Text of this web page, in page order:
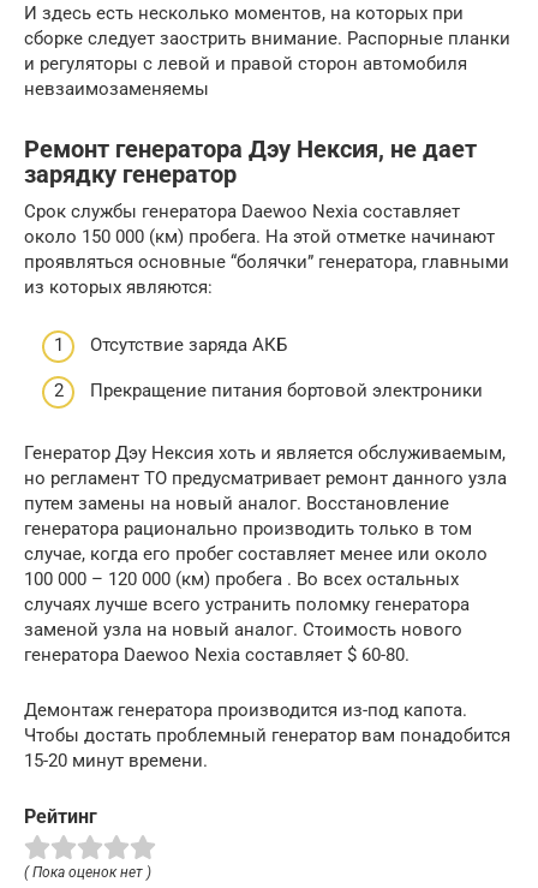
И здесь есть несколько моментов, на которых при
сборке следует заострить внимание. Распорные планки
и регуляторы с левой и правой сторон автомобиля
невзаимозаменяемы
Ремонт генератора Дэу Нексия, не дает
зарядку генератор
Срок службы генератора Daewoo Nexia составляет
около 150 000 (км) пробега. На этой отметке начинают
проявляться основные “болячки” генератора, главными
из которых являются:
Отсутствие заряда АКБ
Прекращение питания бортовой электроники
Генератор Дэу Нексия хоть и является обслуживаемым,
но регламент ТО предусматривает ремонт данного узла
путем замены на новый аналог. Восстановление
генератора рационально производить только в том
случае, когда его пробег составляет менее или около
100 000 – 120 000 (км) пробега . Во всех остальных
случаях лучше всего устранить поломку генератора
заменой узла на новый аналог. Стоимость нового
генератора Daewoo Nexia составляет $ 60-80.
Демонтаж генератора производится из-под капота.
Чтобы достать проблемный генератор вам понадобится
15-20 минут времени.
Рейтинг
( Пока оценок нет )